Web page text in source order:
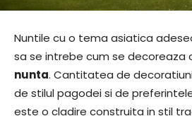
Nuntile cu o tema asiatica
sa se intrebe cum se decoreaza
nunta. Cantitatea de
de stilul pagodei si de
este o cladire construita in stil